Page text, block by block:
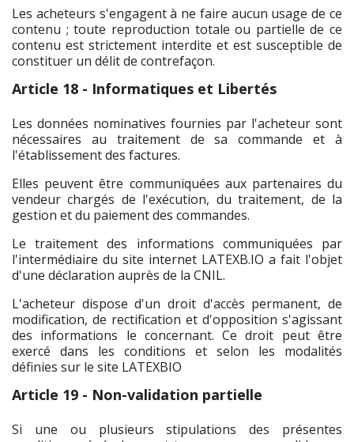
Les acheteurs s'engagent à ne faire aucun usage de ce
contenu ; toute reproduction totale ou partielle de ce
contenu est strictement interdite et est susceptible de
constituer un délit de contrefaçon.
Article 18 - Informatiques et Libertés
Les données nominatives fournies par l'acheteur sont
nécessaires au traitement de sa commande et à
l'établissement des factures.
Elles peuvent être communiquées aux partenaires du
vendeur chargés de l'exécution, du traitement, de la
gestion et du paiement des commandes.
Le traitement des informations communiquées par
l'intermédiaire du site internet LATEXB.IO a fait l'objet
d'une déclaration auprès de la CNIL.
L'acheteur dispose d'un droit d'accès permanent, de
modification, de rectification et d'opposition s'agissant
des informations le concernant. Ce droit peut être
exercé dans les conditions et selon les modalités
définies sur le site LATEXBIO
Article 19 - Non-validation partielle
Si une ou plusieurs stipulations des présentes